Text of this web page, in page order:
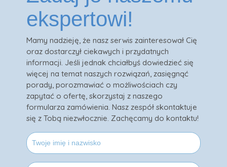
ekspertowi!
Mamy nadzieję, że nasz serwis zainteresował Cię
oraz dostarczył ciekawych i przydatnych
informacji. Jeśli jednak chciałbyś dowiedzieć się
więcej na temat naszych rozwiązań, zasięgnąć
porady, porozmawiać o możliwościach czy
zapytać o ofertę, skorzystaj z naszego
formularza zamówienia. Nasz zespół skontaktuje
się z Tobą niezwłocznie. Zachęcamy do kontaktu!